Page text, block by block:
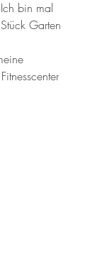
bin mal
Garten